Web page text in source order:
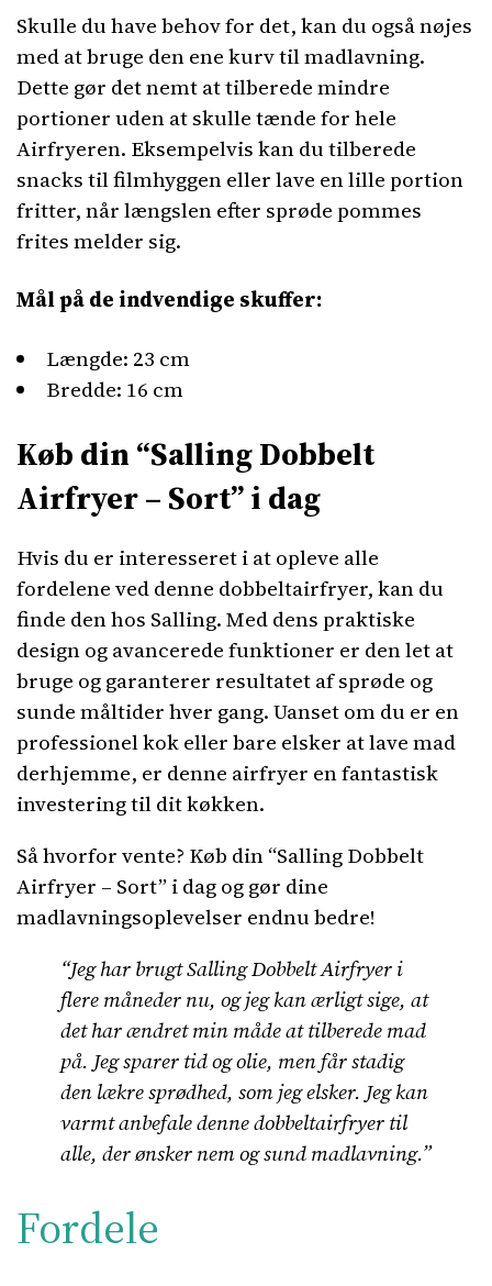
Skulle du have behov for det, kan du også nøjes
med at bruge den ene kurv til madlavning.
Dette gør det nemt at tilberede mindre
portioner uden at skulle tænde for hele
Airfryeren. Eksempelvis kan du tilberede
snacks til filmhyggen eller lave en lille portion
fritter, når længslen efter sprøde pommes
frites melder sig.
Mål på de indvendige skuffer:
Længde: 23 cm
Bredde: 16 cm
Køb din “Salling Dobbelt
Airfryer – Sort” i dag
Hvis du er interesseret i at opleve alle
fordelene ved denne dobbeltairfryer, kan du
finde den hos Salling. Med dens praktiske
design og avancerede funktioner er den let at
bruge og garanterer resultatet af sprøde og
sunde måltider hver gang. Uanset om du er en
professionel kok eller bare elsker at lave mad
derhjemme, er denne airfryer en fantastisk
investering til dit køkken.
Så hvorfor vente? Køb din “Salling Dobbelt
Airfryer – Sort” i dag og gør dine
madlavningsoplevelser endnu bedre!
“Jeg har brugt Salling Dobbelt Airfryer i
flere måneder nu, og jeg kan ærligt sige, at
det har ændret min måde at tilberede mad
på. Jeg sparer tid og olie, men får stadig
den lækre sprødhed, som jeg elsker. Jeg kan
varmt anbefale denne dobbeltairfryer til
alle, der ønsker nem og sund madlavning.”
Fordele